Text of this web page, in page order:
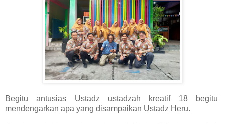
Begitu antusias Ustadz ustadzah kreatif 18 begitu
mendengarkan apa yang disampaikan Ustadz Heru.